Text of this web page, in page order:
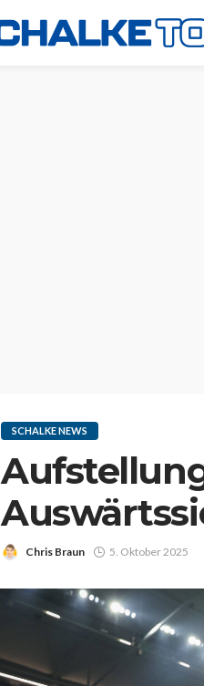
SCHALKE NEWS
Chris Braun 5. Oktober 2025